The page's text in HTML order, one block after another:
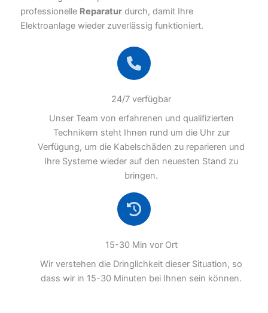
professionelle Reparatur durch, damit Ihre
Elektroanlage wieder zuverlässig funktioniert.
24/7 verfügbar
Unser Team von erfahrenen und qualifizierten
Technikern steht Ihnen rund um die Uhr zur
Verfügung, um die Kabelschäden zu reparieren und
Ihre Systeme wieder auf den neuesten Stand zu
bringen.
15-30 Min vor Ort
Wir verstehen die Dringlichkeit dieser Situation, so
dass wir in 15-30 Minuten bei Ihnen sein können.